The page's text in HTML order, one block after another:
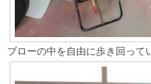
ブローの中を自由に歩き回って